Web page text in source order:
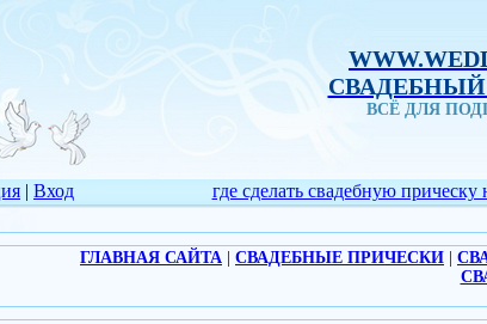
СВАДЕБНЫЙ
ВСЁ ДЛЯ
| Вход где сделать свадебную прическу
ГЛАВНАЯ САЙТА СВАДЕБНЫЕ ПРИЧЕСКИ